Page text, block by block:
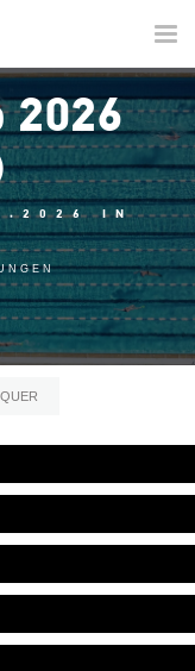
2026
IN
QUER